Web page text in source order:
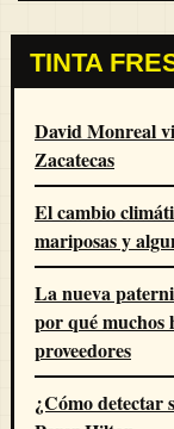
TINTA
David Monreal
Zacatecas
El cambio
mariposas y
La nueva
por qué muchos
proveedores
¿Cómo detectar